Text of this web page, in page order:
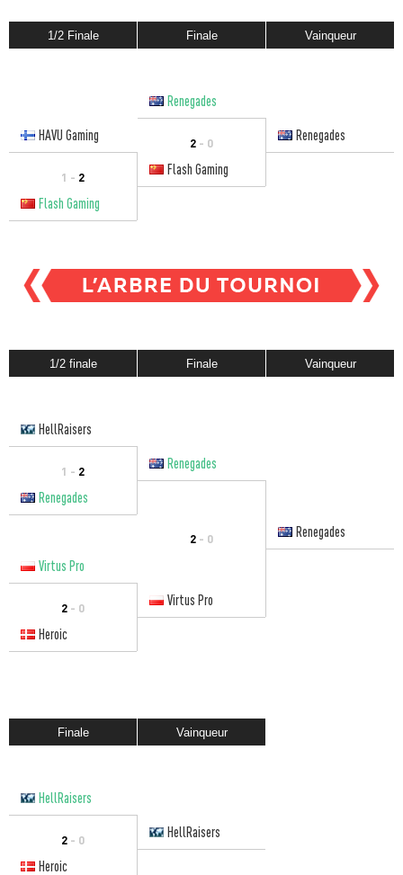
1/2 Finale Finale Vainqueur
Renegades
HAVU Gaming
2 - 0 Renegades
1 - 2
Flash Gaming
Flash Gaming
1/2 finale Finale Vainqueur
HellRaisers
1 - 2
Renegades
Renegades
2 - 0
Renegades
Virtus Pro
2 - 0
Virtus Pro
Heroic
Finale Vainqueur
HellRaisers
2 - 0
HellRaisers
Heroic